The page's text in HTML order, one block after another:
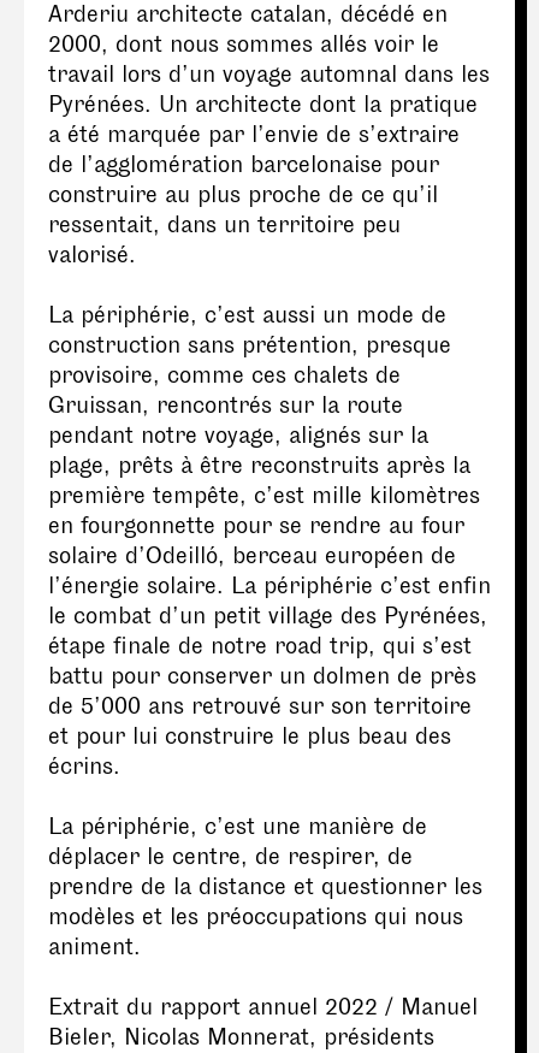
Arderiu architecte catalan, décédé en
2000, dont nous sommes allés voir le
travail lors d’un voyage automnal dans les
Pyrénées. Un architecte dont la pratique
a été marquée par l’envie de s’extraire
de l’agglomération barcelonaise pour
construire au plus proche de ce qu’il
ressentait, dans un territoire peu
valorisé.
La périphérie, c’est aussi un mode de
construction sans prétention, presque
provisoire, comme ces chalets de
Gruissan, rencontrés sur la route
pendant notre voyage, alignés sur la
plage, prêts à être reconstruits après la
première tempête, c’est mille kilomètres
en fourgonnette pour se rendre au four
solaire d’Odeilló, berceau européen de
l’énergie solaire. La périphérie c’est enfin
le combat d’un petit village des Pyrénées,
étape finale de notre road trip, qui s’est
battu pour conserver un dolmen de près
de 5’000 ans retrouvé sur son territoire
et pour lui construire le plus beau des
écrins.
La périphérie, c’est une manière de
déplacer le centre, de respirer, de
prendre de la distance et questionner les
modèles et les préoccupations qui nous
animent.
Extrait du rapport annuel 2022 / Manuel
Bieler, Nicolas Monnerat, présidents